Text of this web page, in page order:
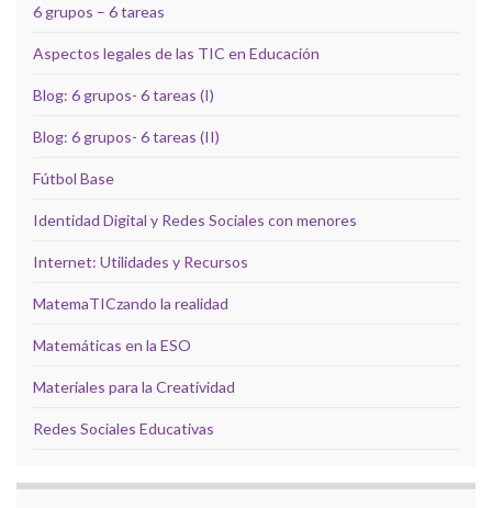
6 grupos – 6 tareas
Aspectos legales de las TIC en Educación
Blog: 6 grupos- 6 tareas (I)
Blog: 6 grupos- 6 tareas (II)
Fútbol Base
Identidad Digital y Redes Sociales con menores
Internet: Utilidades y Recursos
MatemaTICzando la realidad
Matemáticas en la ESO
Materiales para la Creatividad
Redes Sociales Educativas